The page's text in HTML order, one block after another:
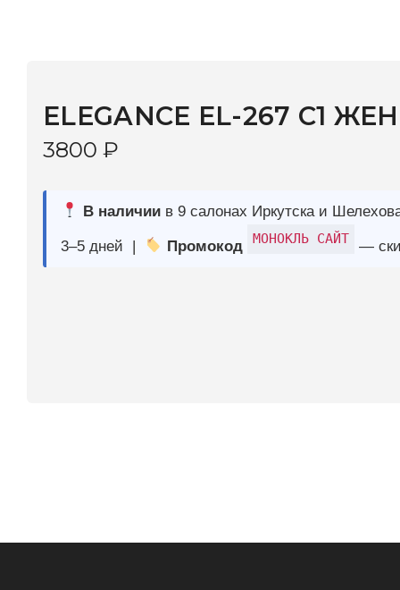
3–5 дней | Промокод МОНОКЛЬ САЙТ — скидка 10%